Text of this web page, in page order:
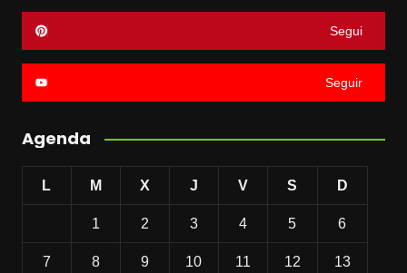
Segui
Seguir
Agenda
L M X J V S D
1 2 3 4 5 6
7 8 9 10 11 12 13